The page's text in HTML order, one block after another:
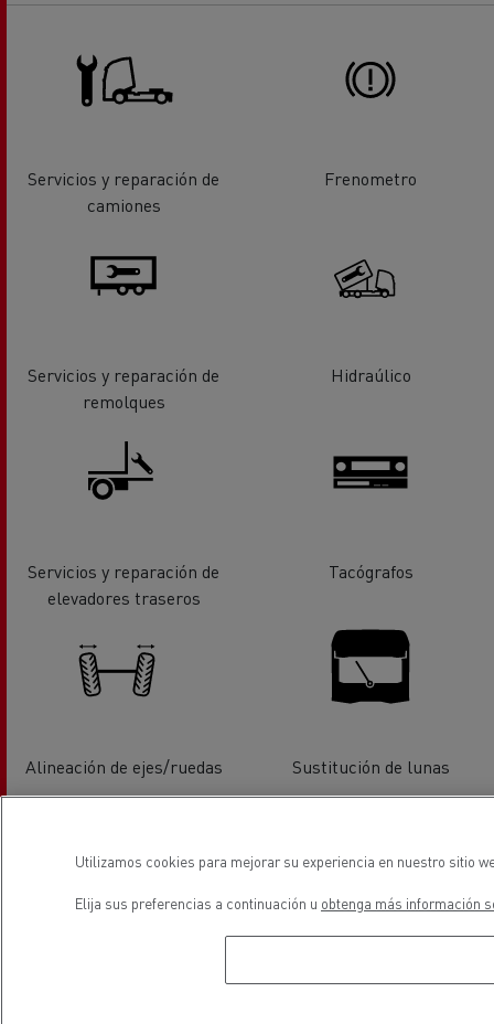
Servicios y reparación de
camiones
Frenometro
Servicios y reparación de
remolques
Hidraúlico
Servicios y reparación de
elevadores traseros
Tacógrafos
Alineación de ejes/ruedas Sustitución de lunas
Sala de descanso conductores Aire Acondicionado
Utilizamos cookies para mejorar su experiencia en nuestro sitio
Elija sus preferencias a continuación u obtenga más información